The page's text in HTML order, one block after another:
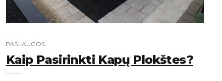
PASLAUGOS
Kaip Pasirinkti Kapų Plokštes?